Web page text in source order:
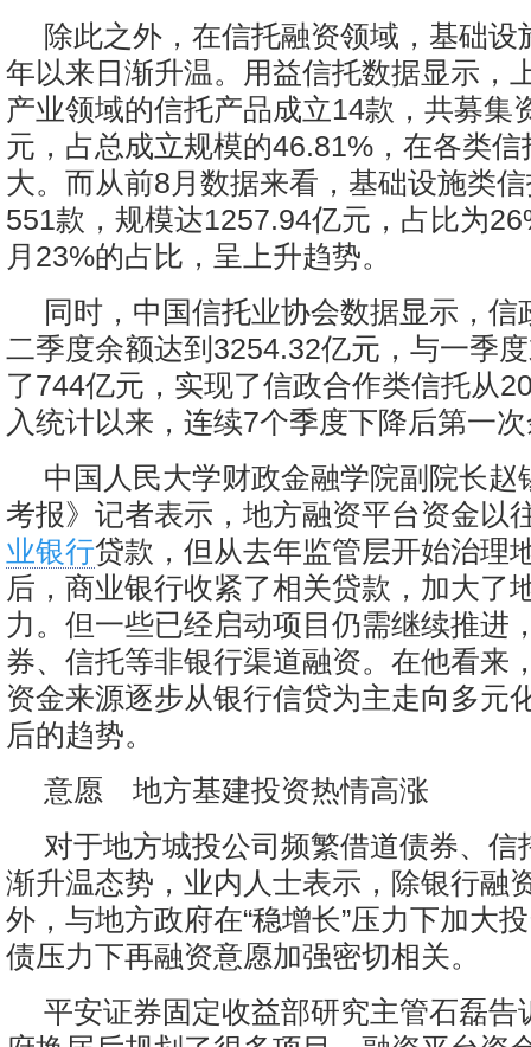
除此之外，在信托融资领域，基础设
年以来日渐升温。用益信托数据显示，
产业领域的信托产品成立14款，共募集
元，占总成立规模的46.81%，在各类
大。而从前8月数据来看，基础设施类
551款，规模达1257.94亿元，占比为
月23%的占比，呈上升趋势。
同时，中国信托业协会数据显示，信
二季度余额达到3254.32亿元，与一季
了744亿元，实现了信政合作类信托从
入统计以来，连续7个季度下降后第一
中国人民大学财政金融学院副院长赵
考报》记者表示，地方融资平台资金以
业银行贷款，但从去年监管层开始治理
后，商业银行收紧了相关贷款，加大了
力。但一些已经启动项目仍需继续推进
券、信托等非银行渠道融资。在他看来
资金来源逐步从银行信贷为主走向多元
后的趋势。
意愿 地方基建投资热情高涨
对于地方城投公司频繁借道债券、信
渐升温态势，业内人士表示，除银行融
外，与地方政府在“稳增长”压力下加大
债压力下再融资意愿加强密切相关。
平安证券固定收益部研究主管石磊告